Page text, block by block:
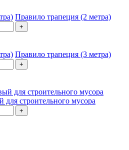
Правило трапеция (2 метра)
+
Правило трапеция (3 метра)
+
строительного мусора
+